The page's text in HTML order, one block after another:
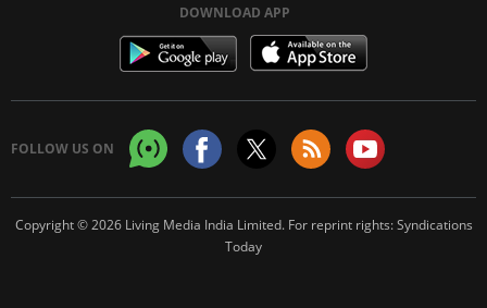
DOWNLOAD APP
FOLLOW US ON
Copyright © 2026 Living Media India Limited. For reprint rights:Syndications
Today